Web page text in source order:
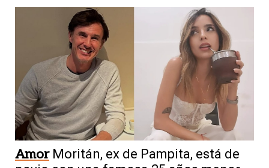
Amor Moritán, ex de Pampita, está de